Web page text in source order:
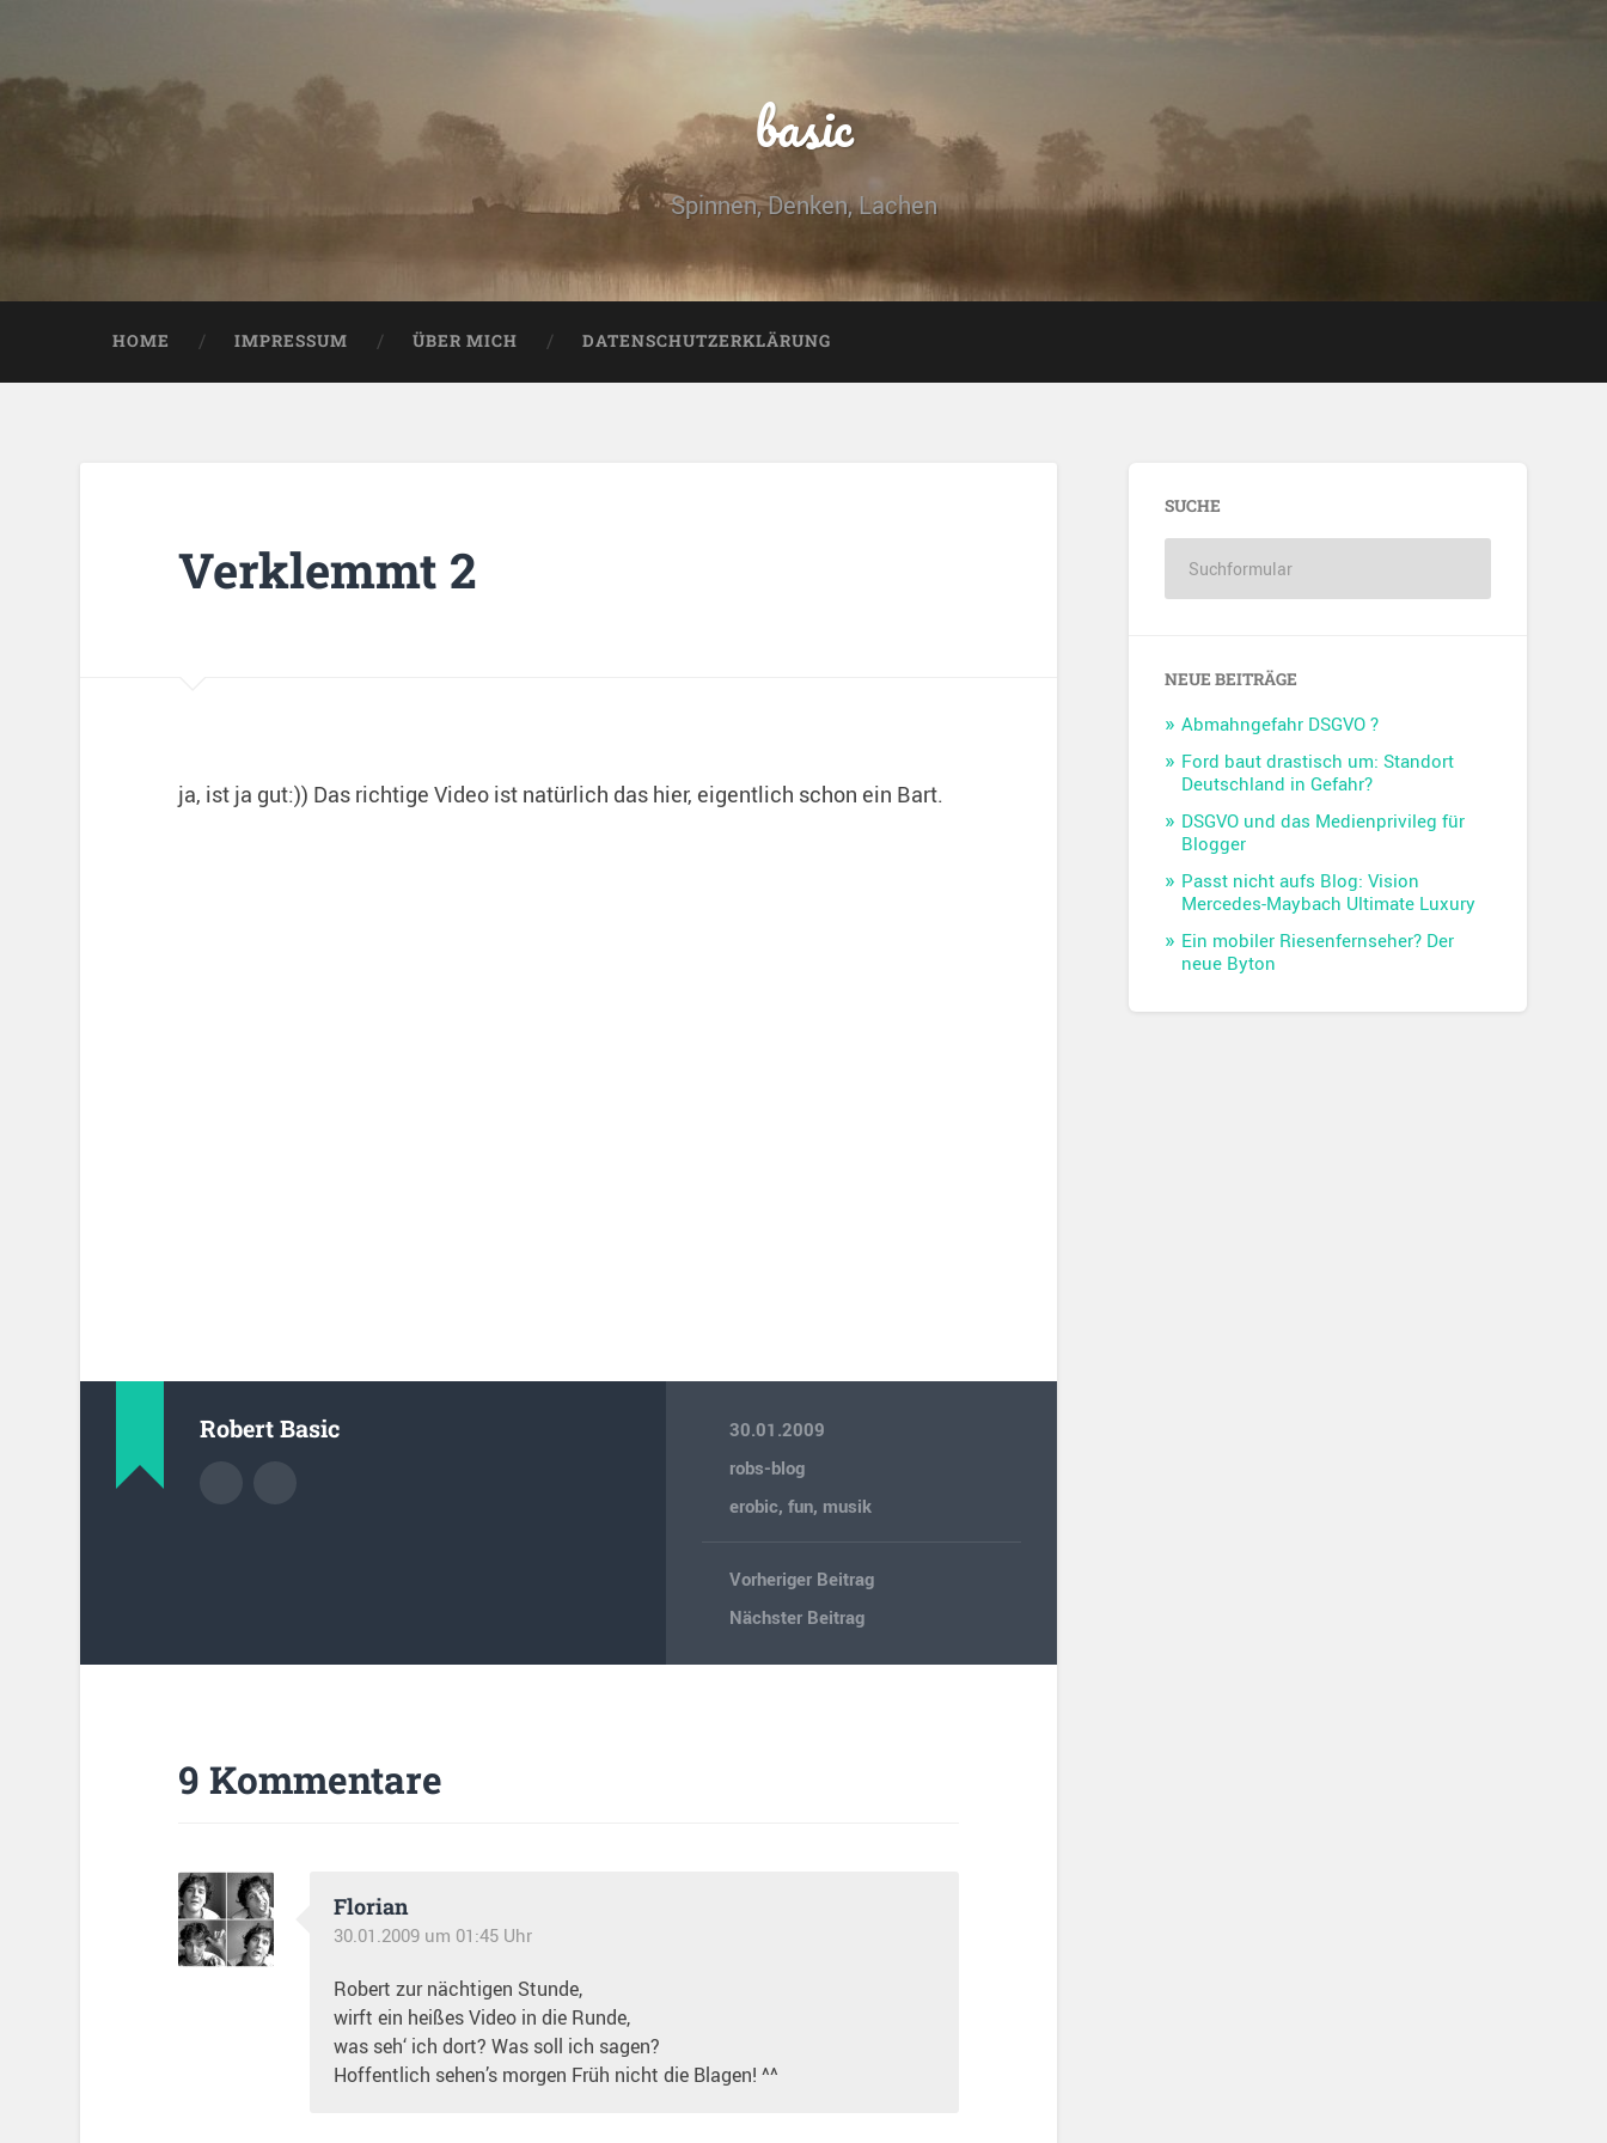
basic
Spinnen, Denken, Lachen
HOME IMPRESSUM ÜBER MICH DATENSCHUTZERKLÄRUNG
Verklemmt 2
ja, ist ja gut:)) Das richtige Video ist natürlich das hier, eigentlich schon ein Bart.
Robert Basic
30.01.2009
robs-blog
erobic,fun, musik
Vorheriger Beitrag
Nächster Beitrag
9 Kommentare
Florian
30.01.2009 um 01:45 Uhr
Robert zur nächtigen Stunde,
wirft ein heißes Video in die Runde,
was seh‘ ich dort? Was soll ich sagen?
Hoffentlich sehen’s morgen Früh nicht die Blagen! ^^
SUCHE
NEUE BEITRÄGE
Abmahngefahr DSGVO ?
Ford baut drastisch um: Standort
Deutschland in Gefahr?
DSGVO und das Medienprivileg für
Blogger
Passt nicht aufs Blog: Vision
Mercedes-Maybach Ultimate Luxury
Ein mobiler Riesenfernseher? Der
neue Byton